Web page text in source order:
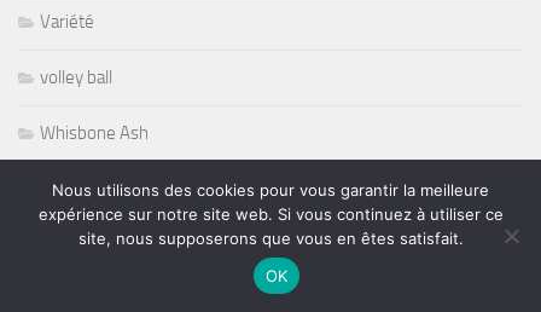
Variété
volley ball
Whisbone Ash
Whitesnake
Widespread Panic
Nous utilisons des cookies pour vous garantir la meilleure
expérience sur notre site web. Si vous continuez à utiliser ce
site, nous supposerons que vous en êtes satisfait.
OK